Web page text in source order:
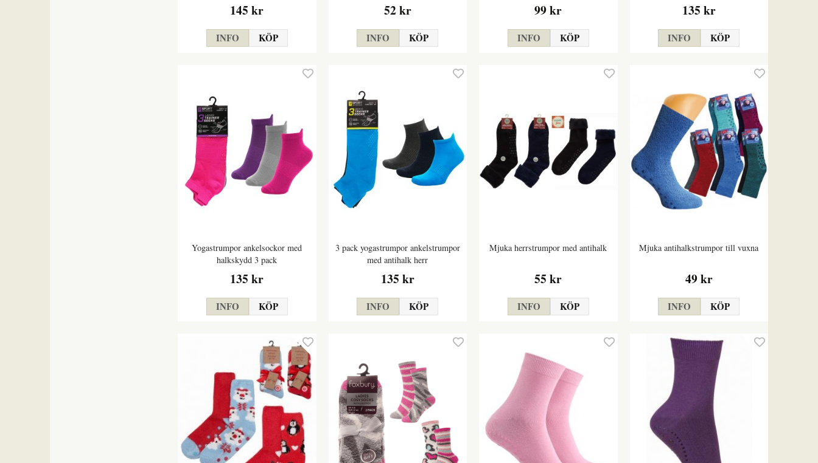
145 kr
INFO KÖP
52 kr
INFO KÖP
99 kr
INFO KÖP
135 kr
INFO KÖP
Yogastrumpor ankelsockor med
halkskydd 3 pack
135 kr
INFO KÖP
3 pack yogastrumpor ankelstrumpor
med antihalk herr
135 kr
INFO KÖP
Mjuka herrstrumpor med antihalk
55 kr
INFO KÖP
Mjuka antihalkstrumpor till vuxna
49 kr
INFO KÖP